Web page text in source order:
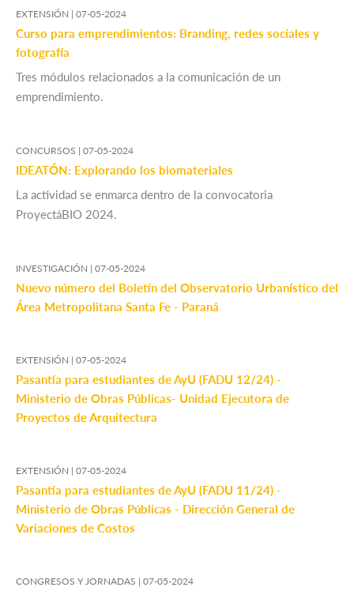
EXTENSIÓN | 07-05-2024
Curso para emprendimientos: Branding, redes sociales y
fotografía
Tres módulos relacionados a la comunicación de un
emprendimiento.
CONCURSOS | 07-05-2024
IDEATÓN: Explorando los biomateriales
La actividad se enmarca dentro de la convocatoria
ProyectáBIO 2024.
INVESTIGACIÓN | 07-05-2024
Nuevo número del Boletín del Observatorio Urbanístico del
Área Metropolitana Santa Fe - Paraná
EXTENSIÓN | 07-05-2024
Pasantía para estudiantes de AyU (FADU 12/24) -
Ministerio de Obras Públicas- Unidad Ejecutora de
Proyectos de Arquitectura
EXTENSIÓN | 07-05-2024
Pasantía para estudiantes de AyU (FADU 11/24) -
Ministerio de Obras Públicas - Dirección General de
Variaciones de Costos
CONGRESOS Y JORNADAS | 07-05-2024